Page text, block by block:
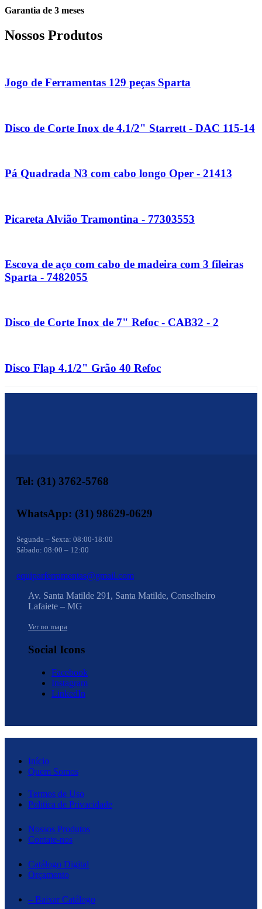
Garantia de 3 meses
Nossos Produtos
Jogo de Ferramentas 129 peças Sparta
Disco de Corte Inox de 4.1/2" Starrett - DAC 115-14
Pá Quadrada N3 com cabo longo Oper - 21413
Picareta Alvião Tramontina - 77303553
Escova de aço com cabo de madeira com 3 fileiras
Sparta - 7482055
Disco de Corte Inox de 7" Refoc - CAB32 - 2
Disco Flap 4.1/2" Grão 40 Refoc
Tel: (31) 3762-5768
WhatsApp: (31) 98629-0629
Segunda – Sexta: 08:00-18:00
Sábado: 08:00 – 12:00
equiparferramentas@gmail.com
Av. Santa Matilde 291, Santa Matilde, Conselheiro
Lafaiete – MG
Ver no mapa
Social Icons
Facebook
Instagram
LinkedIn
Início
Quem Somos
Termos de Uso
Politica de Privacidade
Nossos Produtos
Contate-nos
Catálogo Digital
Orçamento
– Baixar Catálogo